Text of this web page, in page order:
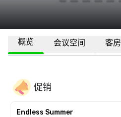
概览 会议空间 客房
促销
Endless Summer